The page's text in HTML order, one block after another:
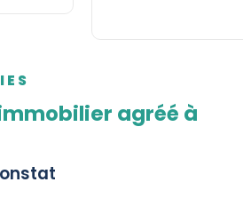
agréé à